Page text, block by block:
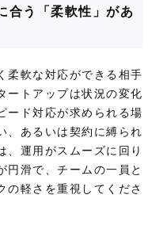
合う「柔軟性」があ
柔軟な対応ができる相手
ートアップは状況の変化
ード対応が求められる場
、あるいは契約に縛られ
、運用がスムーズに回り
円滑で、チームの一員と
の軽さを重視してくださ